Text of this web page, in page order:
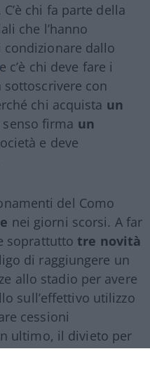
chi fa parte della
che l’hanno
condizionare dallo
e c’è chi deve fare i
sottoscrivere con
chi acquista un
firma un
e deve
del Como
nei giorni scorsi. A far
soprattutto tre novità
di raggiungere un
allo stadio per avere
sull’effettivo utilizzo
cessioni
ultimo, il divieto per